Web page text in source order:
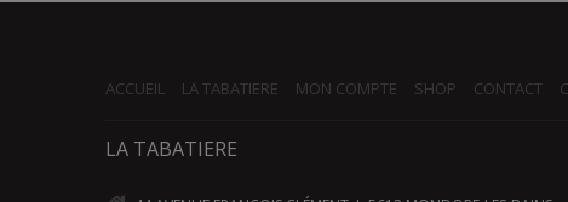
ACCUEIL LA TABATIERE MON COMPTE SHOP CONTACT
LA TABATIERE